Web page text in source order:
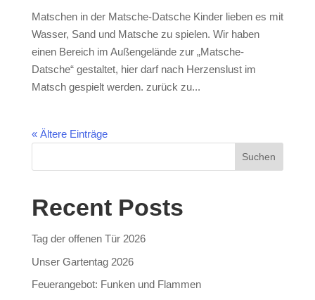
Matschen in der Matsche-Datsche Kinder lieben es mit
Wasser, Sand und Matsche zu spielen. Wir haben
einen Bereich im Außengelände zur „Matsche-
Datsche“ gestaltet, hier darf nach Herzenslust im
Matsch gespielt werden. zurück zu...
« Ältere Einträge
Suchen
Recent Posts
Tag der offenen Tür 2026
Unser Gartentag 2026
Feuerangebot: Funken und Flammen